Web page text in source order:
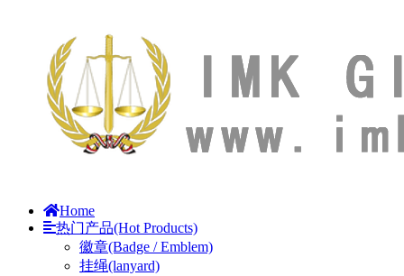
Home
热门产品(Hot Products)
徽章(Badge / Emblem)
挂绳(lanyard)